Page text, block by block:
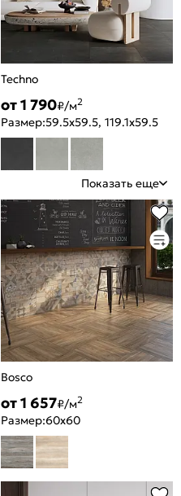
Techno
от 1 790₽/м2
Размер:59.5x59.5, 119.1x59.5
Показать еще
Bosco
от 1 657₽/м2
Размер:60x60